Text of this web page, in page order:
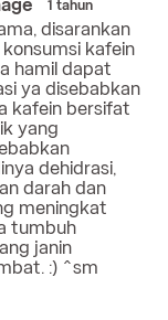
1 tahun
disarankan
kafein
hamil dapat
ya disebabkan
kafein bersifat
yang
dehidrasi,
darah dan
meningkat
tumbuh
janin
:) ^sm